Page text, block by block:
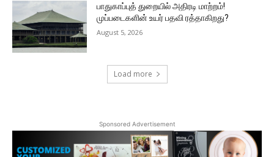
பாதுகாப்புத் துறையில் அதிரடி மாற்றம்!
முப்படைகளின் உயர் பதவி ரத்தாகிறது?
August 5, 2026
Load more